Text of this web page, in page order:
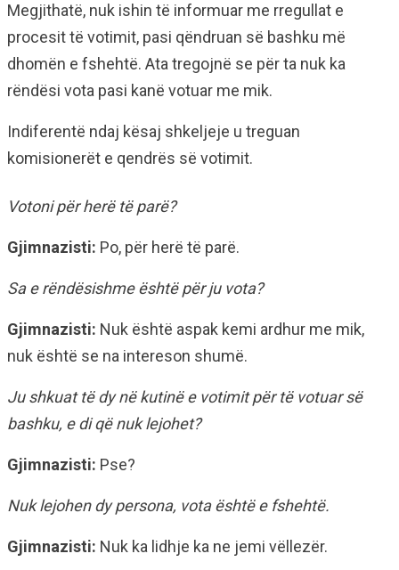
Megjithatë, nuk ishin të informuar me rregullat e
procesit të votimit, pasi qëndruan së bashku më
dhomën e fshehtë. Ata tregojnë se për ta nuk ka
rëndësi vota pasi kanë votuar me mik.
Indiferentë ndaj kësaj shkeljeje u treguan
komisionerët e qendrës së votimit.
Votoni për herë të parë?
Gjimnazisti: Po, për herë të parë.
Sa e rëndësishme është për ju vota?
Gjimnazisti: Nuk është aspak kemi ardhur me mik,
nuk është se na intereson shumë.
Ju shkuat të dy në kutinë e votimit për të votuar së
bashku, e di që nuk lejohet?
Gjimnazisti: Pse?
Nuk lejohen dy persona, vota është e fshehtë.
Gjimnazisti: Nuk ka lidhje ka ne jemi vëllezër.